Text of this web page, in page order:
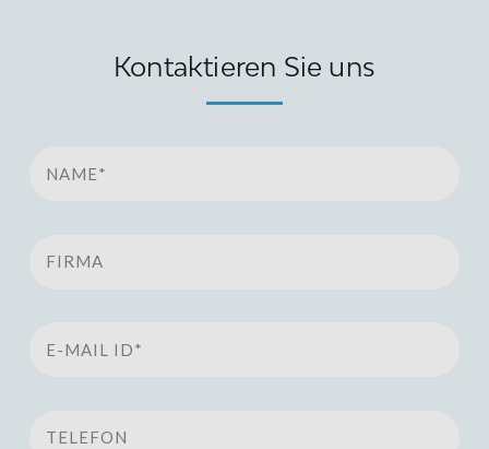
Kontaktieren Sie uns